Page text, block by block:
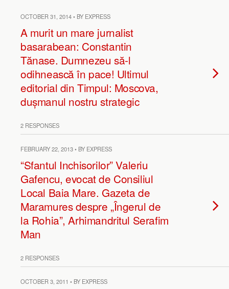
OCTOBER 31, 2014 • BY EXPRESS
A murit un mare jurnalist
basarabean: Constantin
Tănase. Dumnezeu să-l
odihnească în pace! Ultimul
editorial din Timpul: Moscova,
dușmanul nostru strategic
2 RESPONSES
FEBRUARY 22, 2013 • BY EXPRESS
“Sfantul Inchisorilor” Valeriu
Gafencu, evocat de Consiliul
Local Baia Mare. Gazeta de
Maramures despre „Îngerul de
la Rohia”, Arhimandritul Serafim
Man
2 RESPONSES
OCTOBER 3, 2011 • BY EXPRESS